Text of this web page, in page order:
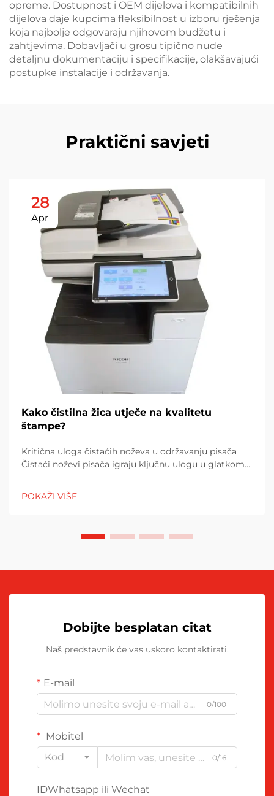
opreme. Dostupnost i OEM dijelova i kompatibilnih
dijelova daje kupcima fleksibilnost u izboru rješenja
koja najbolje odgovaraju njihovom budžetu i
zahtjevima. Dobavljači u grosu tipično nude
detaljnu dokumentaciju i specifikacije, olakšavajući
postupke instalacije i održavanja.
Praktični savjeti
28
Apr
Kako čistilna žica utječe na kvalitetu
štampe?
Kritična uloga čistaćih noževa u održavanju pisača
Čistaći noževi pisača igraju ključnu ulogu u glatkom
za slikanje. Bez njih, toner se postepeno nakuplja i
počinje uticati na...
POKAŽI VIŠE
Dobijte besplatan citat
Naš predstavnik će vas uskoro kontaktirati.
E-mail
0/100
Mobitel
Kod
0/16
IDWhatsapp ili Wechat